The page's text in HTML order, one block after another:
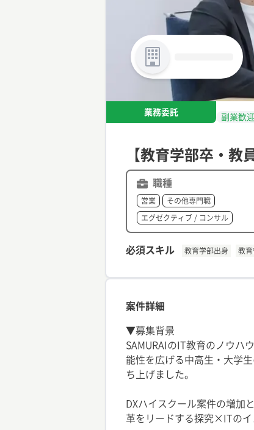
業務委託
副業歓迎
【教育学部卒・教
職種
営業 その他専門職
エグゼクティブ / コンサル
必須スキル 教育学部出身 教育
案件詳細
▼募集背景
SAMURAIのIT教育のノウハ
能性を広げる中高生・大学
ち上げました。
DXハイスクール案件の増加
革をリードする探究×ITのイ